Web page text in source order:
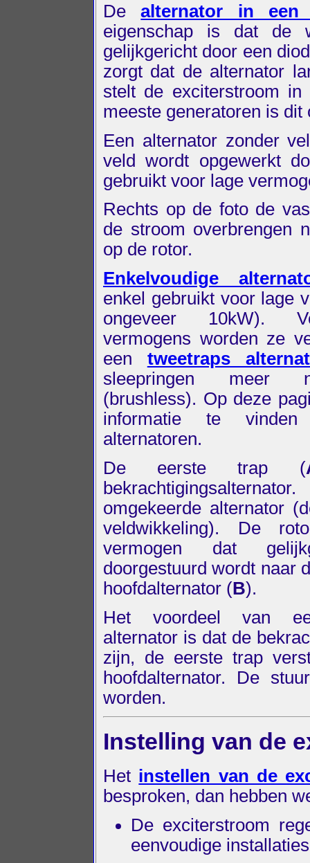
Dealternator in een
eigenschap is dat de
gelijkgericht door een
zorgt dat de alternator
stelt de exciterstroom
meeste generatoren is
Een alternator zonder
veld wordt opgewerkt
gebruikt voor lage
Rechts op de foto de
de stroom overbrengen
op de rotor.
Enkelvoudige
enkel gebruikt voor lage
ongeveer 10kW).
vermogens worden ze
een tweetraps
sleepringen meer
(brushless). Op deze
informatie te
alternatoren.
De eerste trap (
omgekeerde alternator
veldwikkeling). De
vermogen dat
doorgestuurd wordt naar
hoofdalternator (B).
Het voordeel van
alternator is dat de
zijn, de eerste trap
hoofdalternator. De
worden.
Instelling van de
Het instellen van de
besproken, dan hebben
De exciterstroom
eenvoudige